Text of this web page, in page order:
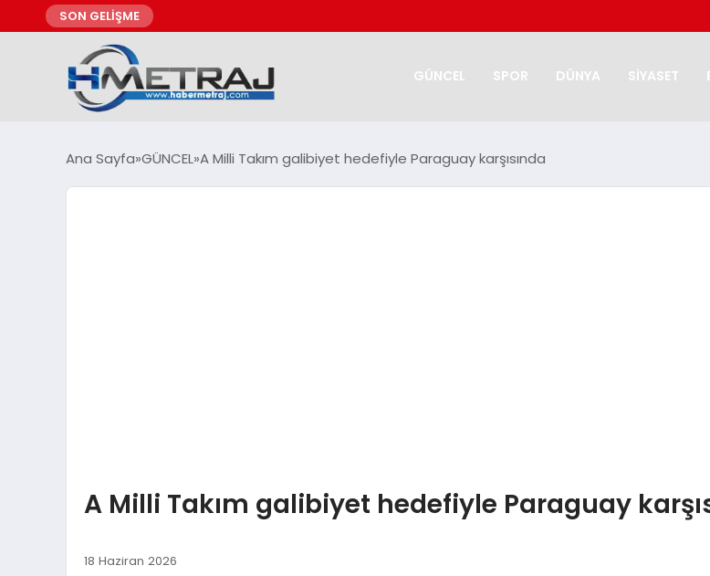
SON GELİŞME
GÜNCEL SPOR DÜNYA SİYASET
Ana Sayfa GÜNCEL A Milli Takım galibiyet hedefiyle Paraguay karşısında
A Milli Takım galibiyet hedefiyle Paraguay
18 Haziran 2026